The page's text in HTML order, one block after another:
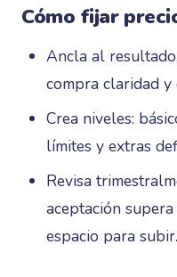
Cómo fijar
Ancla al
compra claridad y
Crea niveles:
límites y extras
Revisa
aceptación
espacio para subir.